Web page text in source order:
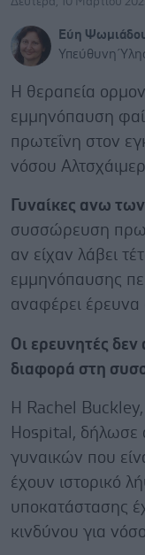
Εύη
Υπεύθυνη
Η θεραπεία
εμμηνόπαυση
πρωτεΐνη στον
νόσου
Γυναίκες ανω
συσσώρευση
αν είχαν λάβει
εμμηνόπαυσης
αναφέρει έρευνα
Οι ερευνητές
διαφορά στη
Η Rachel
Hospital, δήλωσε
γυναικών που
έχουν ιστορικό
υποκατάστασης
κινδύνου για